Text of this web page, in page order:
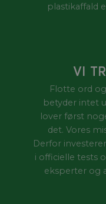
plastikaffald
VI
Flotte ord
betyder intet
lover først
det. Vores
Derfor
i officielle tests
eksperter og